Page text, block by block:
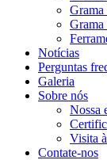
Grama
Notícias
Perguntas
Galeria
Sobre nós
Nossa
Visita
Contate-nos